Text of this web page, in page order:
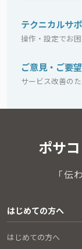
テクニカルサ
操作・設定でお
ご意見・ご要望
サービス改善の
ポサ
「伝
はじめての方へ
はじめての方へ